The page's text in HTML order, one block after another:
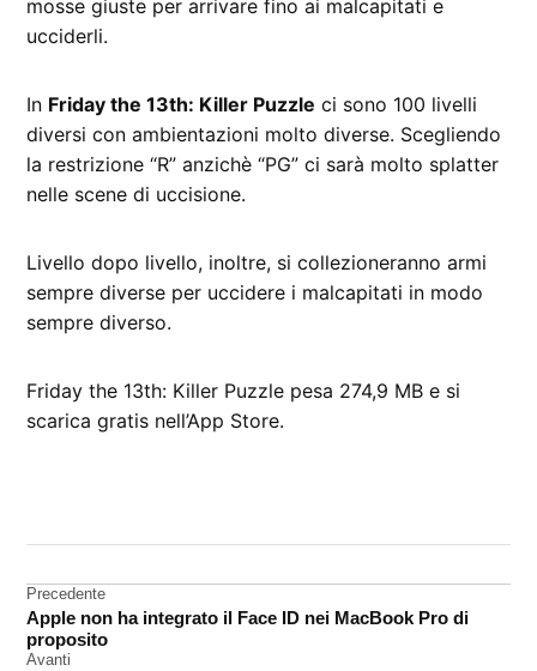
mosse giuste per arrivare fino ai malcapitati e
ucciderli.
In Friday the 13th: Killer Puzzle ci sono 100 livelli
diversi con ambientazioni molto diverse. Scegliendo
la restrizione “R” anzichè “PG” ci sarà molto splatter
nelle scene di uccisione.
Livello dopo livello, inoltre, si collezioneranno armi
sempre diverse per uccidere i malcapitati in modo
sempre diverso.
Friday the 13th: Killer Puzzle pesa 274,9 MB e si
scarica gratis nell’App Store.
Navigazione
articoli
Precedente
Apple non ha integrato il Face ID nei MacBook Pro di
proposito
Avanti